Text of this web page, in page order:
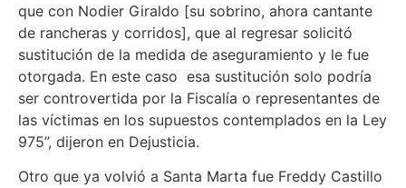
que con Nodier Giraldo [su sobrino, ahora cantante
de rancheras y corridos], que al regresar solicitó
sustitución de la medida de aseguramiento y le fue
otorgada. En este caso esa sustitución solo podría
ser controvertida por la Fiscalía o representantes de
las víctimas en los supuestos contemplados en la Ley
975”, dijeron en Dejusticia.
Otro que ya volvió a Santa Marta fue Freddy Castillo